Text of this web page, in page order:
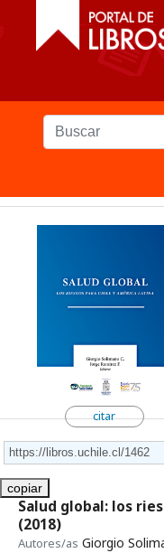
citar
copiar
Salud global: los
(2018)
Autores/as Giorgio